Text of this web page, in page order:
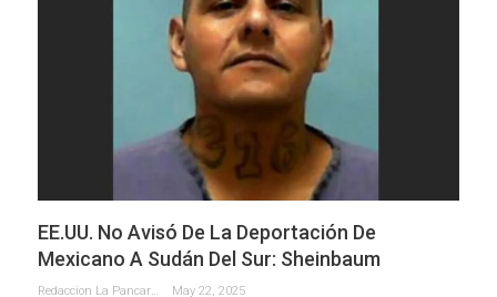
EE.UU. No Avisó De La Deportación De
Mexicano A Sudán Del Sur: Sheinbaum
Redaccion La Pancarta De Quintana Roo May 22, 2025